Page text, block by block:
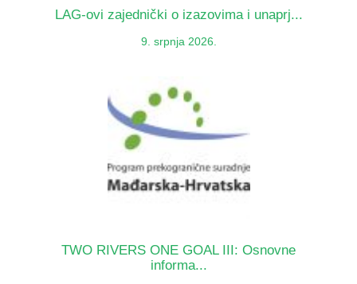
LAG-ovi zajednički o izazovima i unaprj...
9. srpnja 2026.
TWO RIVERS ONE GOAL III: Osnovne
informa...